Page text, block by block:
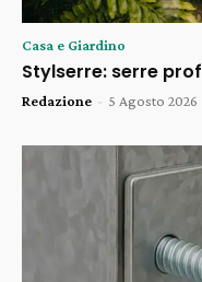
Casa e Giardino
Stylserre: serre
Redazione - 5 Agosto 2026